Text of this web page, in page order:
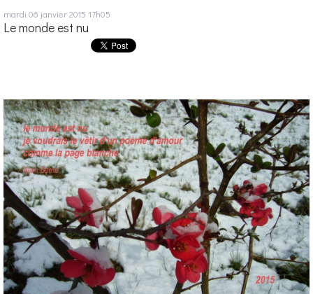
mardi 06 janvier 2015 17h05
Le monde est nu